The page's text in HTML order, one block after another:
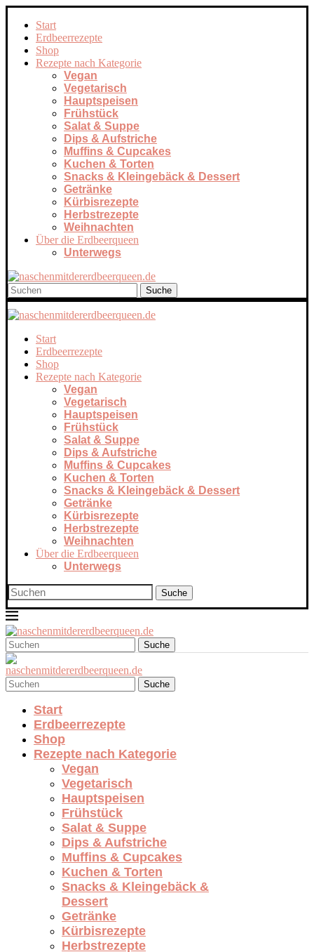
Start
Erdbeerrezepte
Shop
Rezepte nach Kategorie
Vegan
Vegetarisch
Hauptspeisen
Frühstück
Salat & Suppe
Dips & Aufstriche
Muffins & Cupcakes
Kuchen & Torten
Snacks & Kleingebäck & Dessert
Getränke
Kürbisrezepte
Herbstrezepte
Weihnachten
Über die Erdbeerqueen
Unterwegs
Suche
Start
Erdbeerrezepte
Shop
Rezepte nach Kategorie
Vegan
Vegetarisch
Hauptspeisen
Frühstück
Salat & Suppe
Dips & Aufstriche
Muffins & Cupcakes
Kuchen & Torten
Snacks & Kleingebäck & Dessert
Getränke
Kürbisrezepte
Herbstrezepte
Weihnachten
Über die Erdbeerqueen
Unterwegs
Suche
Suche
Suche
Start
Erdbeerrezepte
Shop
Rezepte nach Kategorie
Vegan
Vegetarisch
Hauptspeisen
Frühstück
Salat & Suppe
Dips & Aufstriche
Muffins & Cupcakes
Kuchen & Torten
Snacks & Kleingebäck &
Dessert
Getränke
Kürbisrezepte
Herbstrezepte